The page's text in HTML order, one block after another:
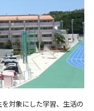
対象にした学習、生活の